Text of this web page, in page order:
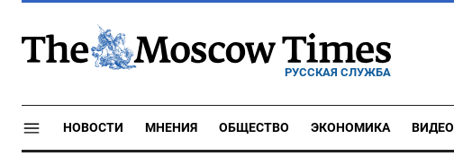
РУССКАЯ СЛУЖБА
НОВОСТИ МНЕНИЯ ОБЩЕСТВО ЭКОНОМИКА ВИДЕО